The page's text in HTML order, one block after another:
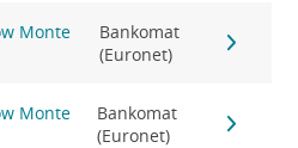
Monte
Bankomat
(Euronet)
Monte
Bankomat
(Euronet)